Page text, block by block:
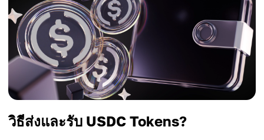
วิธีส่งและรับ USDC Tokens?